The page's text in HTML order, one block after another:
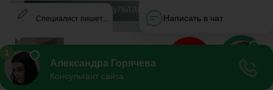
Аванс и зарплата:расчет и сроки выплаты
Подлинность больничного листа